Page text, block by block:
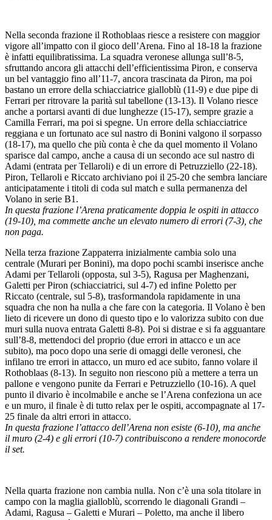
Nella seconda frazione il Rothoblaas riesce a resistere con maggior
vigore all’impatto con il gioco dell’Arena. Fino al 18-18 la frazione
è infatti equilibratissima. La squadra veronese allunga sull’8-5,
sfruttando ancora gli attacchi dell’efficientissima Piron, e conserva
un bel vantaggio fino all’11-7, ancora trascinata da Piron, ma poi
bastano un errore della schiacciatrice gialloblù (11-9) e due pipe di
Ferrari per ritrovare la parità sul tabellone (13-13). Il Volano riesce
anche a portarsi avanti di due lunghezze (15-17), sempre grazie a
Camilla Ferrari, ma poi si spegne. Un errore della schiacciatrice
reggiana e un fortunato ace sul nastro di Bonini valgono il sorpasso
(18-17), ma quello che più conta è che da quel momento il Volano
sparisce dal campo, anche a causa di un secondo ace sul nastro di
Adami (entrata per Tellaroli) e di un errore di Petruzziello (22-18).
Piron, Tellaroli e Riccato archiviano poi il 25-20 che sembra lanciare
anticipatamente i titoli di coda sul match e sulla permanenza del
Volano in serie B1.
In questa frazione l’Arena praticamente doppia le ospiti in attacco
(19-10), ma commette anche un elevato numero di errori (7-3), che
non paga.
Nella terza frazione Zappaterra inizialmente cambia solo una
centrale (Murari per Bonini), ma dopo pochi scambi inserisce anche
Adami per Tellaroli (opposta, sul 3-5), Ragusa per Maghenzani,
Galetti per Piron (schiacciatrici, sul 4-7) ed infine Poletto per
Riccato (centrale, sul 5-8), trasformandola rapidamente in una
squadra che non ha nulla a che fare con la categoria. Il Volano è ben
lieto di ricevere un dono di questo tipo e lo valorizza subito con due
muri sulla nuova entrata Galetti 8-8). Poi si distrae e si fa agguantare
sull’8-8, mettendoci del proprio (due errori in attacco e un ace
subito), ma poco dopo una serie di omaggi delle veronesi, che
infilano tre errori in attacco, un muro ed ace subito, fanno volare il
Rothoblaas (8-13). In seguito non riescono più a mettere a terra un
pallone e vengono punite da Ferrari e Petruzziello (10-16). A quel
punto il divario è incolmabile e anche se l’Arena confeziona un ace
e un muro, il finale è di tutto relax per le ospiti, accompagnate al 17-
25 finale da altri errori in attacco.
In questa frazione l’attacco dell’Arena non esiste (6-10), ma anche
il muro (2-4) e gli errori (10-7) contribuiscono a rendere monocorde
il set.
Nella quarta frazione non cambia nulla. Non c’è una sola titolare in
campo con la maglia gialloblù, scorrendo le diagonali Grandi –
Adami, Ragusa – Galetti e Murari – Poletto, ma anche il libero